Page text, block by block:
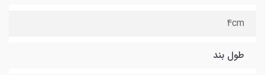
4cm
طول بند